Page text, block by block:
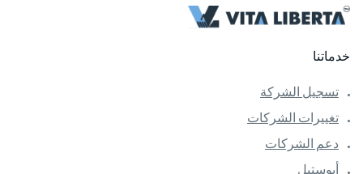
خدماتنا
تسجيل الشركة
تغييرات الشركات
دعم الشركات
أبوستيل